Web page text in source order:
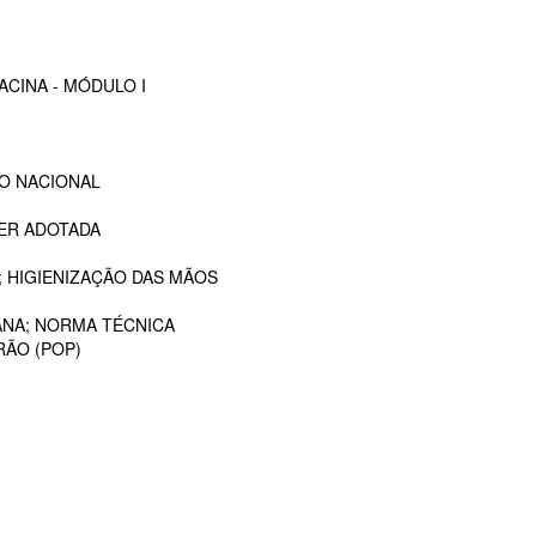
- MÓDULO I
NACIONAL
ADOTADA
DAS MÃOS
NORMA TÉCNICA
(POP)